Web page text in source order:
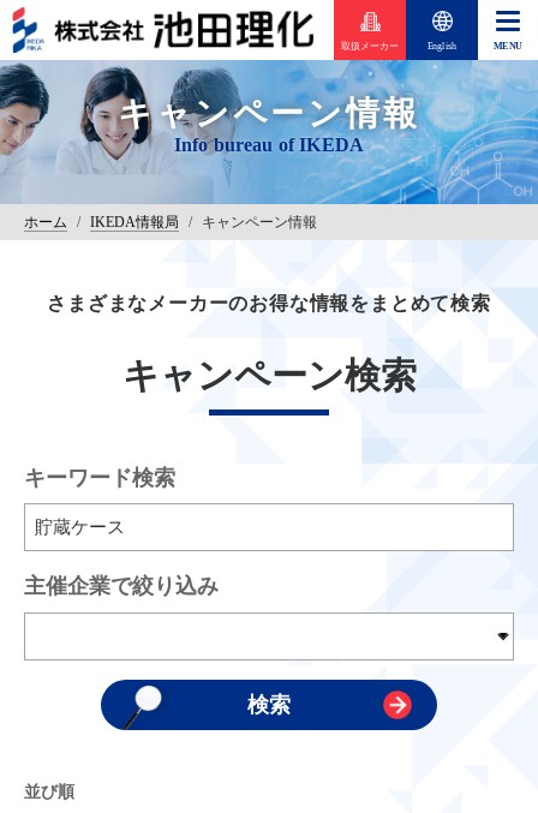
取扱メーカー English
キャンペーン情報
ホーム / IKEDA情報局 / キャンペーン情報
さまざまなメーカーのお得な情報をまとめて検索
キャンペーン検索
キーワード検索
主催企業で絞り込み
並び順